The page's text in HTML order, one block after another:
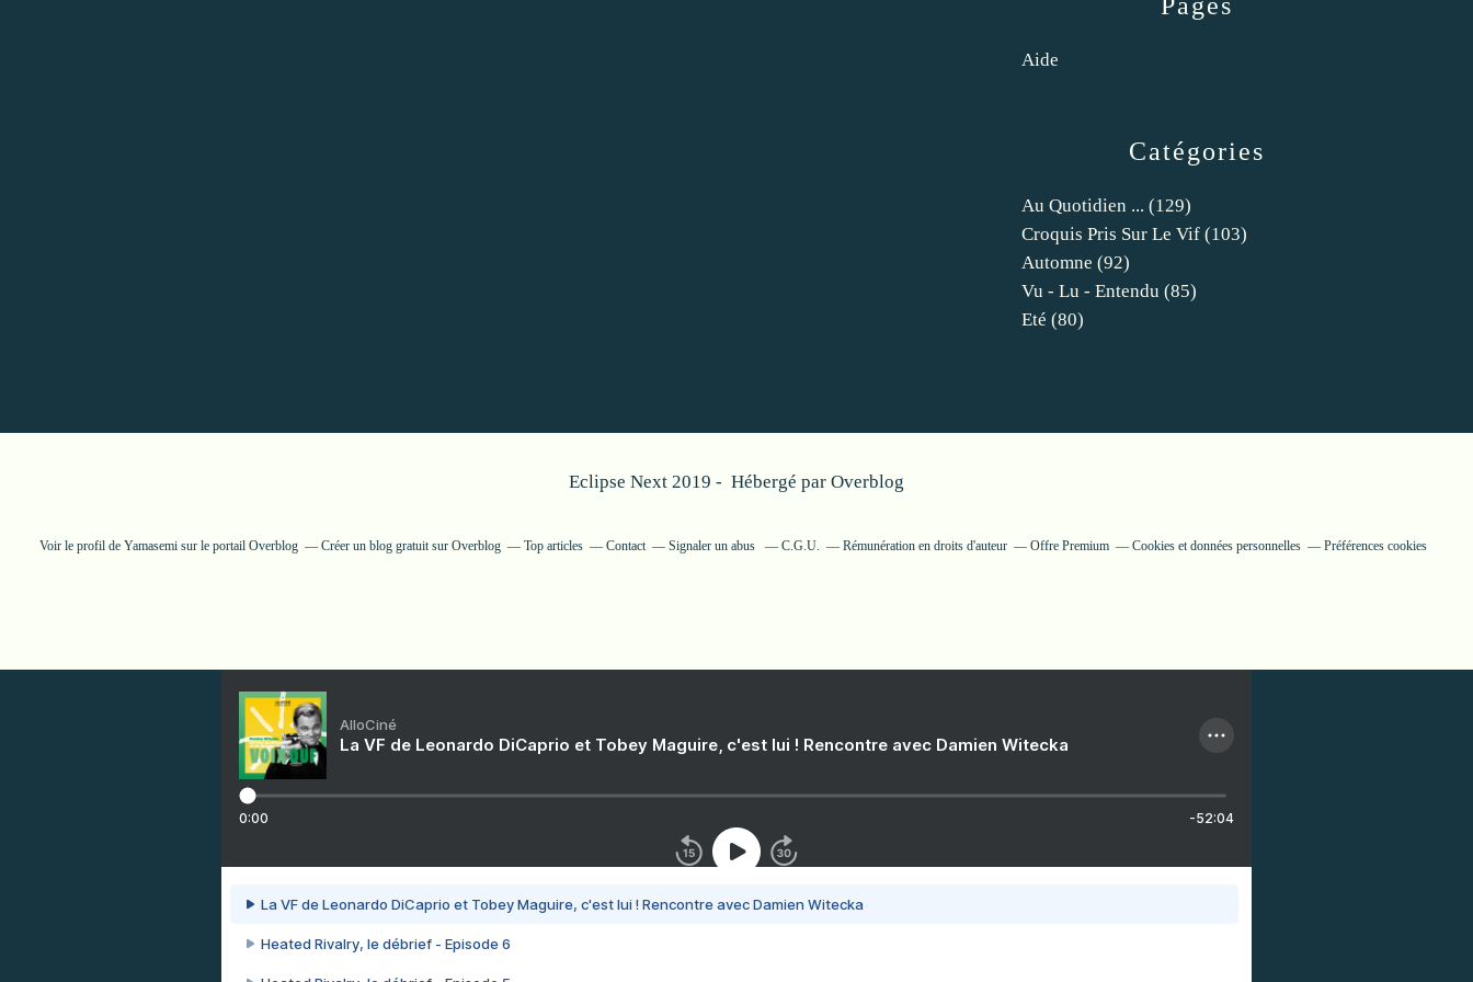
Catégories
Au Quotidien ... (129)
Croquis Pris Sur Le Vif (103)
Automne (92)
Vu - Lu - Entendu (85)
Eté (80)
Aide
Eclipse Next 2019 - Hébergé par Overblog
Voir le profil de Yamasemi sur le portail Overblog Créer un blog gratuit sur Overblog Top articles Contact Signaler un abus C.G.U. Rémunération en droits d'auteur Offre Premium Cookies et données personnelles Préférences cookies
AlloCiné
La VF de Leonardo DiCaprio et Tobey Maguire, c'est lui ! Rencontre avec Damien Witecka
0:00 -52:04
La VF de Leonardo DiCaprio et Tobey Maguire, c'est lui ! Rencontre avec Damien Witecka
Heated Rivalry, le débrief - Episode 6